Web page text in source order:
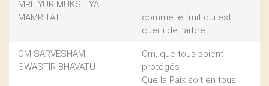
MRITYUR MUKSHIYA
MAMRITAT
comme le fruit qui est
cueilli de l’arbre
OM SARVESHAM
SWASTIR BHAVATU
Om, que tous soient
protégés
Que la Paix soit en tous